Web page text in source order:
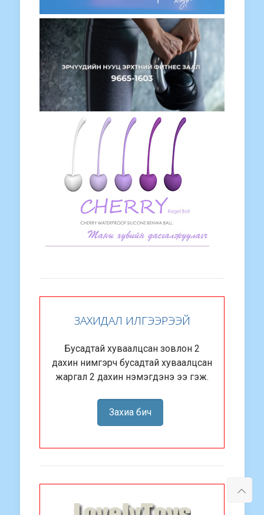
ЗАХИДАЛ ИЛГЭЭРЭЭЙ
Бусадтай хуваалцсан зовлон 2
дахин нимгэрч бусадтай хуваалцсан
жаргал 2 дахин нэмэгдэнэ ээ гэж.
Захиа бич